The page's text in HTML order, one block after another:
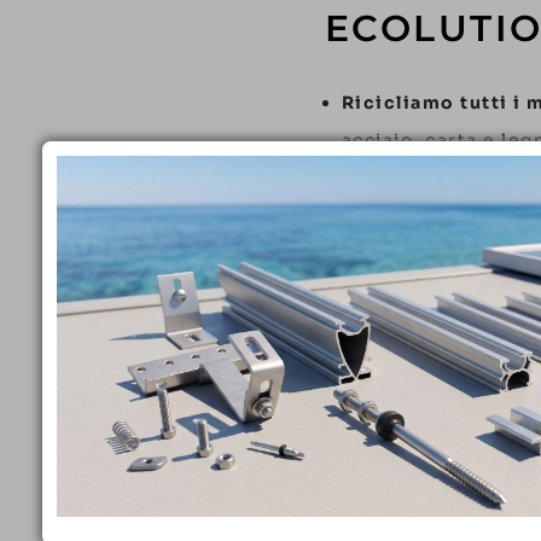
Ricicliamo tutti i
acciaio, carta e
chiuso.
Produciamo
capannoni
(nel 2024 il42%
Limitiamo l’uso di
Utilizziamo panni
pulizia dei
Scegliamo
Realizziamo